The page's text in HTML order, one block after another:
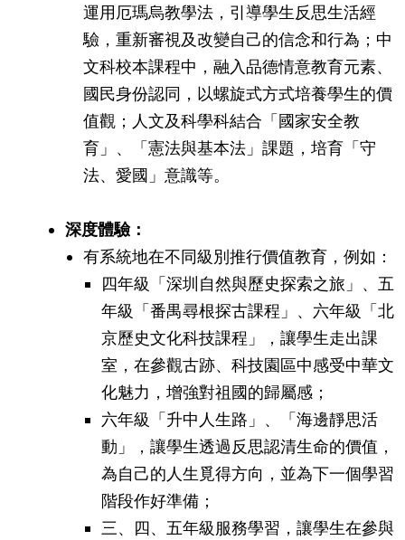
運用厄瑪烏教學法，引導學生反思生活經
驗，重新審視及改變自己的信念和行為；中
文科校本課程中，融入品德情意教育元素、
國民身份認同，以螺旋式方式培養學生的價
值觀；人文及科學科結合「國家安全教
育」、「憲法與基本法」課題，培育「守
法、愛國」意識等。
深度體驗：
有系統地在不同級別推行價值教育，例如：
四年級「深圳自然與歷史探索之旅」、五
年級「番禺尋根探古課程」、六年級「北
京歷史文化科技課程」，讓學生走出課
室，在參觀古跡、科技園區中感受中華文
化魅力，增強對祖國的歸屬感；
六年級「升中人生路」、「海邊靜思活
動」，讓學生透過反思認清生命的價值，
為自己的人生覓得方向，並為下一個學習
階段作好準備；
三、四、五年級服務學習，讓學生在參與